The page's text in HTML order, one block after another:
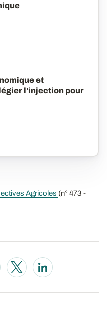
et
l’injection pour
Agricoles (n° 473 -
in a new window
Opens in a new window
Opens in a new